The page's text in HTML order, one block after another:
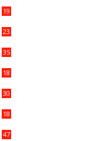
19
23
35
18
30
18
47